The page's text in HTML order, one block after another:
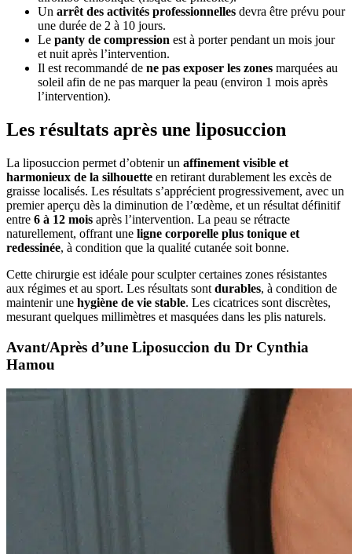
Un arrêt des activités professionnelles devra être prévu pour
une durée de 2 à 10 jours.
Le panty de compression est à porter pendant un mois jour
et nuit après l’intervention.
Il est recommandé de ne pas exposer les zones marquées au
soleil afin de ne pas marquer la peau (environ 1 mois après
l’intervention).
Les résultats après une liposuccion
La liposuccion permet d’obtenir un affinement visible et
harmonieux de la silhouette en retirant durablement les excès de
graisse localisés. Les résultats s’apprécient progressivement, avec un
premier aperçu dès la diminution de l’œdème, et un résultat définitif
entre 6 à 12 mois après l’intervention. La peau se rétracte
naturellement, offrant une ligne corporelle plus tonique et
redessinée, à condition que la qualité cutanée soit bonne.
Cette chirurgie est idéale pour sculpter certaines zones résistantes
aux régimes et au sport. Les résultats sont durables, à condition de
maintenir une hygiène de vie stable. Les cicatrices sont discrètes,
mesurant quelques millimètres et masquées dans les plis naturels.
Avant/Après d’une Liposuccion du Dr Cynthia
Hamou